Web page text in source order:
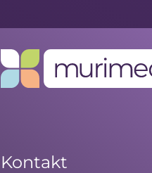
Kontakt